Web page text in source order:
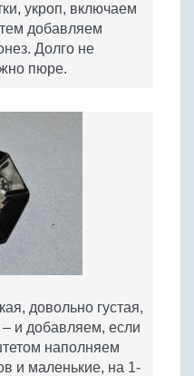
укроп, включаем
добавляем
Долго не
пюре.
довольно густая,
и добавляем, если
наполняем
и маленькие, на 1-